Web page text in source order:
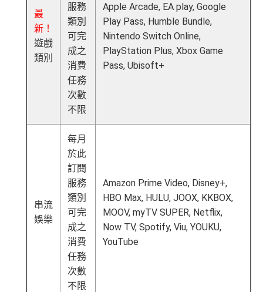
最新已經加埋Intervals(小食飲品套餐) 可以去R
oots98 或 Lee Fa Yuen Express到攞份餐
留意AE Explorer可以用既Lounge唔係
rion Lounge 而係環亞機場貴賓室
每年簽賬達HK$150,000，可獲豁免下年度HK
$2,200之基本卡會籍年費，亦可繼續使用首2張
附屬卡而無須繳付年費
飛行里數（行政費亦將全免
mirates、Finnair及KrisFlyer等里數計劃都有份：18,00
0運通積分= 1,000里→
全年積分獎賞：靈活運用美國運通積分兌換現金券／P
ay with Points / 憑分繳費、Travel with Points憑分預訂
行程（2024年9月30日前：150AE 積分兌換至HK
$1）、酒店積分（ Marriott Bonvoy積分或是Hilton Hon
）、生活家品等
主卡及附屬卡
um Lounge貴賓候機室，每曆年上限合共
AE Explorer lounge 貴賓室
最
新！
遊戲
類別
服務
類別
可完
成之
消費
任務
次數
不限
Apple Arcade, EA play, Google
Play Pass, Humble Bundle,
Nintendo Switch Online,
PlayStation Plus, Xbox Game
Pass, Ubisoft+
串流
娛樂
每月
於此
訂閱
服務
類別
可完
成之
消費
任務
次數
不限
Amazon Prime Video, Disney+,
HBO Max, HULU, JOOX, KKBOX,
MOOV, myTV SUPER, Netflix,
Now TV, Spotify, Viu, YOUKU,
YouTube